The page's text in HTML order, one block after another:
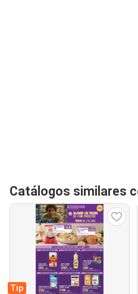
Catálogos similares
Tip